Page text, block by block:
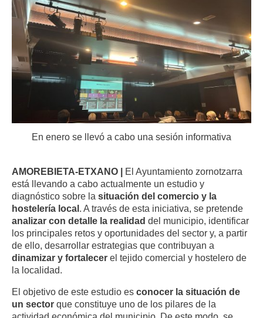
En enero se llevó a cabo una sesión informativa
AMOREBIETA-ETXANO | El Ayuntamiento zornotzarra
está llevando a cabo actualmente un estudio y
diagnóstico sobre la situación del comercio y la
hostelería local. A través de esta iniciativa, se pretende
analizar con detalle la realidad del municipio, identificar
los principales retos y oportunidades del sector y, a partir
de ello, desarrollar estrategias que contribuyan a
dinamizar y fortalecer el tejido comercial y hostelero de
la localidad.
El objetivo de este estudio es conocer la situación de
un sector que constituye uno de los pilares de la